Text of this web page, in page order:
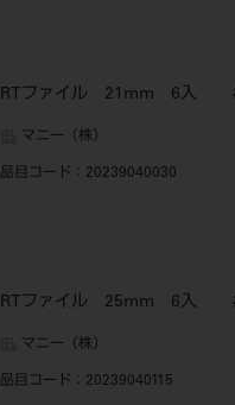
RTファイル 21mm 6入
マニー（株）
品目コード ：20239040030
RTファイル 25mm 6入
マニー（株）
品目コード ：20239040115